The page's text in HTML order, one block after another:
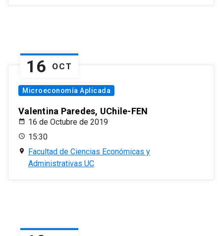
16 OCT
Microeconomía Aplicada
Valentina Paredes, UChile-FEN
16 de Octubre de 2019
15:30
Facultad de Ciencias Económicas y
Administrativas UC